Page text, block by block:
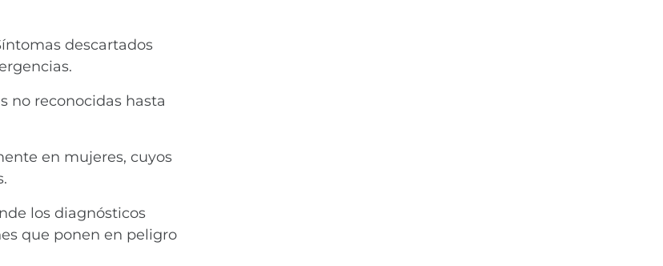
descartados
no reconocidas hasta
en mujeres, cuyos
los diagnósticos
que ponen en peligro